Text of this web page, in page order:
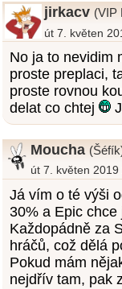
jirkacv (VIP
út 7. květen
No ja to nevidim
proste preplaci,
proste rovnou
delat co chtej
Moucha
út 7. květen 2019
Já vím o té výši
30% a Epic chce
Každopádně za
hráčů, což dělá
Pokud mám
nejdřív tam, pak